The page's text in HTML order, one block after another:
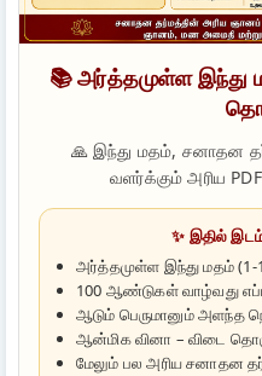
📚 அர்த்தமுள்ள இந்து
🙏 இந்து மதம், சனாதன
வளர்க்கும் அரிய
✨ இதில்
அர்த்தமுள்ள இந்து மதம் (1-
100 ஆண்டுகள் வாழ்வது
ஆடும் பெருமானும் அளந்த
ஆன்மிக வினா – விடை
மேலும் பல அரிய சனாதன